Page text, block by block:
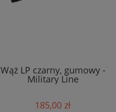
Wąż LP czarny, gumowy -
Military Line
185,00 zł